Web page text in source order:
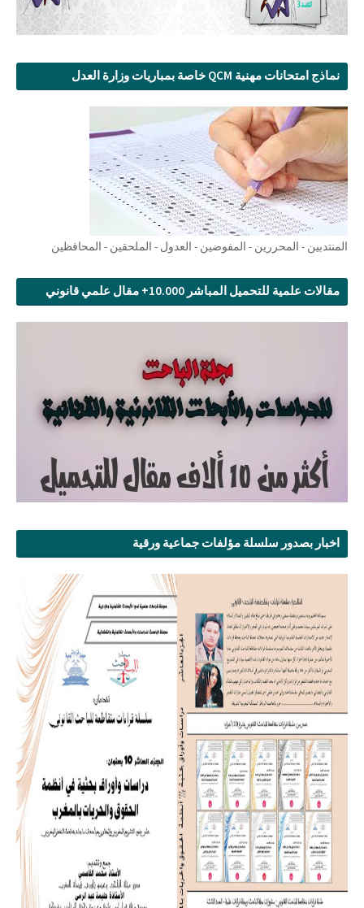
نماذج امتحانات مهنية QCM خاصة بمباريات وزارة العدل
المنتدبين - المحررين - المفوضين - العدول - الملحقين - المحافظين
مقالات علمية للتحميل المباشر 10.000+ مقال علمي قانوني
اخبار بصدور سلسلة مؤلفات جماعية ورقية